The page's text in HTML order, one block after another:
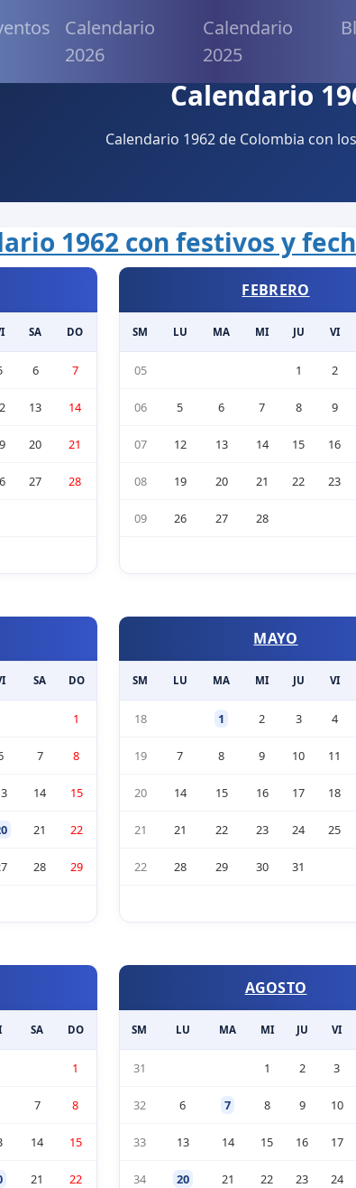
Calendario
2026
Calendario
2025
Calendario
Calendario 1962 de Colombia con
1962 con festivos y
SA DO
6 7
13 14
20 21
27 28
FEBRERO
SM LU MA MI JU VI
05 1 2
06 5 6 7 8 9
07 12 13 14 15 16
08 19 20 21 22 23
09 26 27 28
SA DO
1
7 8
14 15
21 22
28 29
MAYO
SM LU MA MI JU VI
18 1 2 3 4
19 7 8 9 10 11
20 14 15 16 17 18
21 21 22 23 24 25
22 28 29 30 31
SA DO
1
7 8
14 15
21 22
AGOSTO
SM LU MA MI JU VI
31 1 2 3
32 6 7 8 9 10
33 13 14 15 16 17
34 20 21 22 23 24